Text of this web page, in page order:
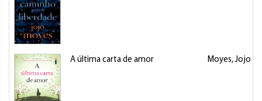
A última carta de amor Moyes, Jojo